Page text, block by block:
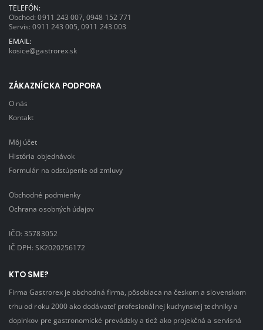
TELEFÓN:
Obchod:0911 243 007 ,0948 152 771
Servis:0911 243 005 ,0911 243 003
EMAIL:
kosice@gastrorex.sk
ZÁKAZNÍCKA PODPORA
O nás
Kontakt
Môj účet
História objednávok
Formulár na odstúpenie od zmluvy
Obchodné podmienky
Ochrana osobných údajov
IČO: 35783052
IČ DPH: SK2020256172
KTO SME?
Firma Gastrorex je obchodná firma, pôsobiaca na českom a slovenskom
trhu od roku 2000 ako dodávateľ profesionálnej kuchynskej techniky a
doplnkov pre gastronomické prevádzky a tiež ako projekčná a servisná